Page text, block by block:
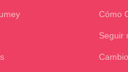
Cómo
Seguir